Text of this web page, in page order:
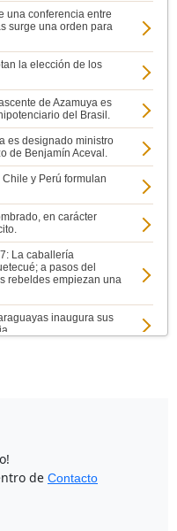
una conferencia entre
surge una orden para
la elección de los
de Azamuya es
del Brasil.
es designado ministro
de Benjamín Aceval.
y Perú formulan
en carácter
La caballería
a pasos del
rebeldes empiezan una
inaugura sus
de Contacto